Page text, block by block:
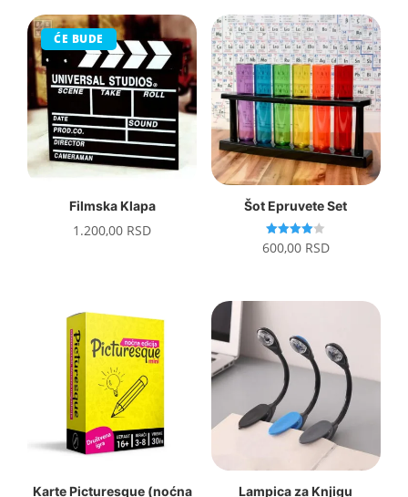
ĆE BUDE
Filmska Klapa
1.200,00 RSD
Šot Epruvete Set
Ocenjeno
sa
600,00 RSD
Karte Picturesque (noćna
Lampica za Knjigu